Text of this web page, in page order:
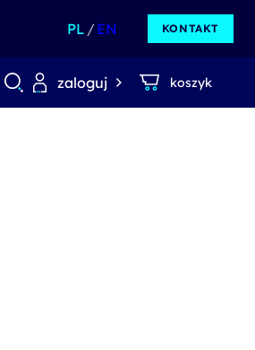
PL EN KONTAKT
zaloguj koszyk